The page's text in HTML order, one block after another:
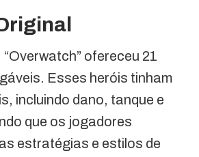
ofereceu 21
Esses heróis tinham
incluindo dano, tanque e
que os jogadores
estratégias e estilos de